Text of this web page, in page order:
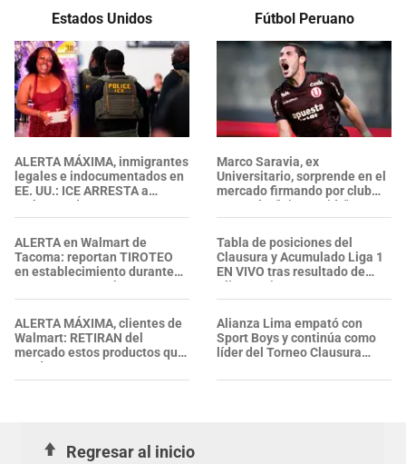
Estados Unidos
ALERTA MÁXIMA, inmigrantes
legales e indocumentados en
EE. UU.: ICE ARRESTA a
embarazada en aeropuerto;
su prometido EXPONE
ALERTA en Walmart de
Tacoma: reportan TIROTEO
en establecimiento durante
un ARRESTO por hurto, ¿se
confirmaron heridos?
ALERTA MÁXIMA, clientes de
Walmart: RETIRAN del
mercado estos productos que
puedes encontrar en tu
cocina, garajes y armarios
Fútbol Peruano
Marco Saravia, ex
Universitario, sorprende en el
mercado firmando por club
campeón: "Bienvenido"
Tabla de posiciones del
Clausura y Acumulado Liga 1
EN VIVO tras resultado de
Alianza Lima y Boys
Alianza Lima empató con
Sport Boys y continúa como
líder del Torneo Clausura
Regresar al inicio